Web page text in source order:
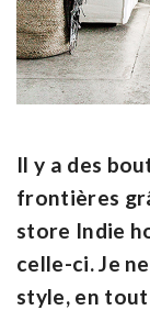
Il y a des
frontières
store Indie
celle-ci. Je
style, en tout